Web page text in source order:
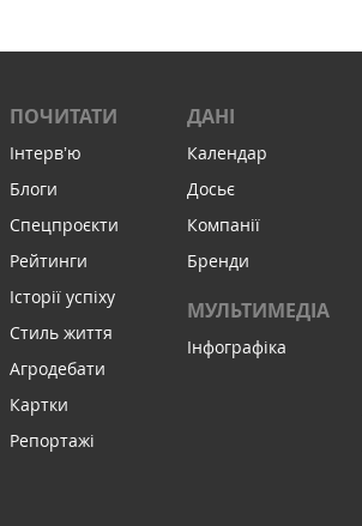
ПОЧИТАТИ
Інтервʼю
Блоги
Спецпроєкти
Рейтинги
Історії успіху
Стиль життя
Агродебати
Картки
Репортажі
ДАНІ
Календар
Досьє
Компанії
Бренди
МУЛЬТИМЕДІА
Інфографіка